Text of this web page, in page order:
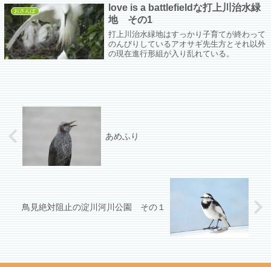
おさんぽ
love is a battlefieldな打上川治水緑
地 その1
打上川治水緑地はすっかり子育てが終わって
のんびりしているアオサギ先生方とそれ以外
の現在進行形組が入り乱れている。
あめふり
鳥見絶対阻止の淀川河川公園 その１